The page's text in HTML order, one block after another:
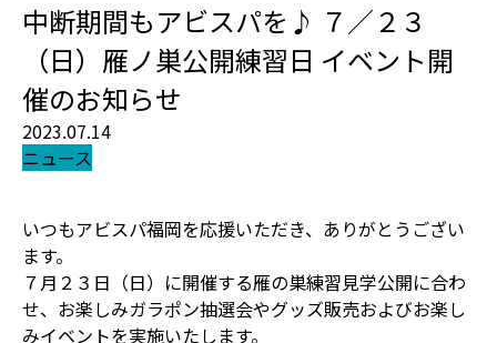
中断期間もアビスパを♪ ７／２３
（日）雁ノ巣公開練習日 イベント開
催のお知らせ
2023.07.14
ニュース
いつもアビスパ福岡を応援いただき、ありがとうござい
ます。
７月２３日（日）に開催する雁の巣練習見学公開に合わ
せ、お楽しみガラポン抽選会やグッズ販売およびお楽し
みイベントを実施いたします。